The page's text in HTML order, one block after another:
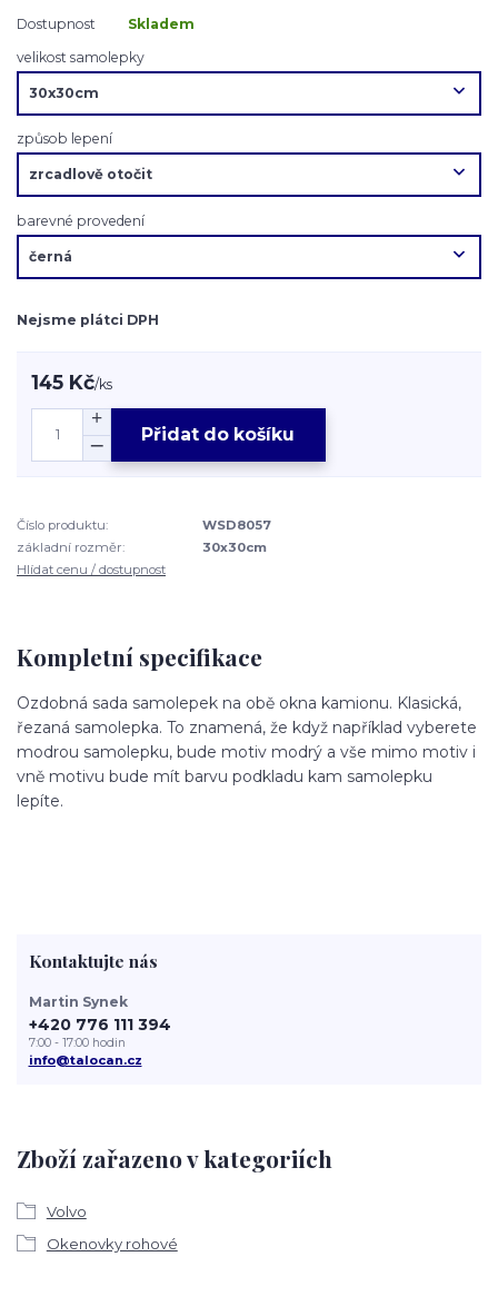
Dostupnost
Skladem
velikost samolepky
způsob lepení
barevné provedení
Nejsme plátci DPH
145 Kč/ks
Přidat do košíku
Číslo produktu:
WSD8057
základní rozměr:
30x30cm
Hlídat cenu / dostupnost
Kompletní specifikace
Ozdobná sada samolepek na obě okna kamionu. Klasická,
řezaná samolepka. To znamená, že když například vyberete
modrou samolepku, bude motiv modrý a vše mimo motiv i
vně motivu bude mít barvu podkladu kam samolepku
lepíte.
Zboží zařazeno v kategoriích
Volvo
Okenovky rohové
Kontaktujte nás
Martin Synek
+420 776 111 394
7:00 - 17:00 hodin
info@talocan.cz